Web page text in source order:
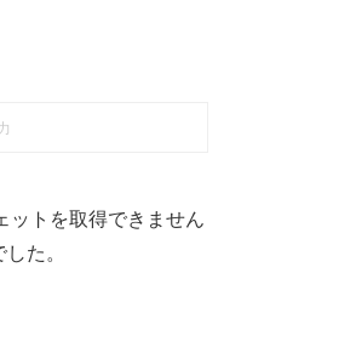
ットを取得できません
した。